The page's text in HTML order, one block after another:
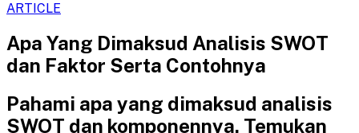
ARTICLE
Apa Yang Dimaksud Analisis SWOT
dan Faktor Serta Contohnya
Pahami apa yang dimaksud analisis
SWOT dan komponennya. Temukan